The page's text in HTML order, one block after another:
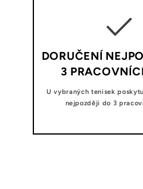
DORUČENÍ
3
U vybraných tenisek
nejpozději do 3